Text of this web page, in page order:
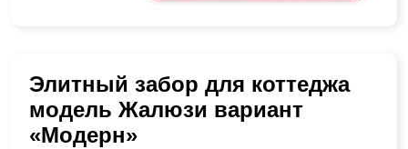
Элитный забор для коттеджа
модель Жалюзи вариант
«Модерн»